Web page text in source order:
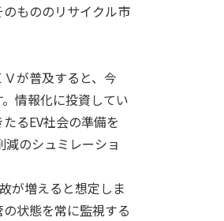
もののリサイクル市
が普及すると、今
情報化に投資してい
るEV社会の準備を
のシュミレーショ
が増えると想定しま
状態を常に監視する